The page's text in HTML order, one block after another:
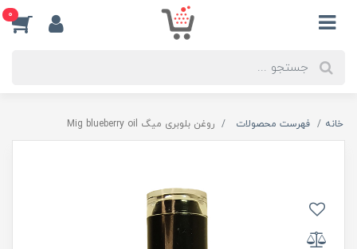
0
خانه فهرست محصولات روغن بلوبری میگ Mig blueberry oil